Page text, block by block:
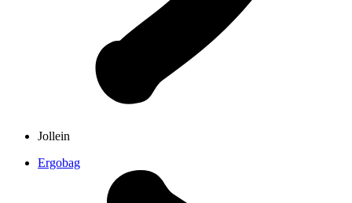
Jollein
Ergobag